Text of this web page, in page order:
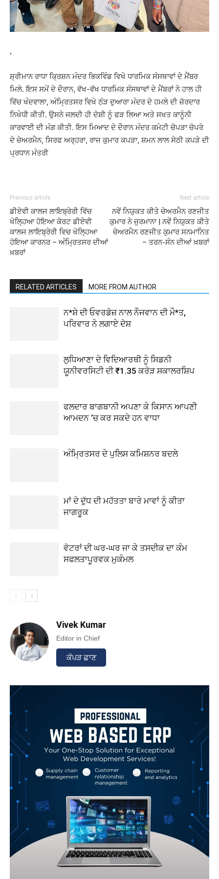
,
ਸ਼੍ਰੀਮਾਨ ਰਾਧਾ ਕ੍ਰਿਸ਼ਨ ਮੰਦਰ ਭਿਕਵਿੰਡ ਵਿਖੇ ਧਾਰਮਿਕ ਸੰਸਥਾਵਾਂ ਦੇ ਮੈਂਬਰ
ਮਿਲੇ. ਇਸ ਸਮੇਂ ਦੇ ਦੌਰਾਨ, ਵੱਖ-ਵੱਖ ਧਾਰਮਿਕ ਸੰਸਥਾਵਾਂ ਦੇ ਮੈਂਬਰਾਂ ਨੇ ਹਾਲ ਹੀ
ਵਿੱਚ ਖੰਦਵਾਲਾ, ਅੰਮ੍ਰਿਤਸਰ ਵਿਖੇ ਠੰੜ ਦੁਆਰਾ ਮੰਦਰ ਦੇ ਹਮਲੇ ਦੀ ਜ਼ੋਰਦਾਰ
ਨਿਖੇਧੀ ਕੀਤੀ. ਉਸਨੇ ਜਲਦੀ ਹੀ ਦੋਸ਼ੀ ਨੂੰ ਫੜ ਲਿਆ ਅਤੇ ਸਖਤ ਕਾਨੂੰਨੀ
ਕਾਰਵਾਈ ਦੀ ਮੰਗ ਕੀਤੀ. ਇਸ ਮਿਆਦ ਦੇ ਦੌਰਾਨ ਮੰਦਰ ਕਮੇਟੀ ਚੋਪੜਾ ਚੋਪਰੇ
ਦੇ ਚੇਅਰਮੈਨ, ਸਿਰਫ ਅਰ੍ਹਰਾ, ਰਾਜ ਕੁਮਾਰ ਕਪੜਾ, ਸ਼ਮਨ ਲਾਲ ਸੇਠੀ ਕਪੜੇ ਦੀ
ਪ੍ਰਧਾਨ ਮੰਤਰੀ
Previous article
ਡੀਏਵੀ ਕਾਲਜ ਲਾਇਬ੍ਰੇਰੀ ਵਿੱਚ
ਖੋਲ੍ਹਿਆ ਹੋਇਆ ਕੋਰਟ ਡੀਏਵੀ
ਕਾਲਜ ਲਾਇਬ੍ਰੇਰੀ ਵਿਚ ਖੋਲ੍ਹਿਆ
ਹੋਇਆ ਕਾਰਨਰ – ਅੰਮ੍ਰਿਤਸਰ ਦੀਆਂ
ਖ਼ਬਰਾਂ
Next article
ਨਵੇਂ ਨਿਯੁਕਤ ਕੀਤੇ ਚੇਅਰਮੈਨ ਰਣਜੀਤ
ਕੁਮਾਰ ਨੇ ਜੁਰਮਾਨਾ | ਨਵੇਂ ਨਿਯੁਕਤ ਕੀਤੇ
ਚੇਅਰਮੈਨ ਰਣਜੀਤ ਕੁਮਾਰ ਸਨਮਾਨਿਤ
– ਤਰਨ-ਸੰਨ ਦੀਆਂ ਖ਼ਬਰਾਂ
RELATED ARTICLES MORE FROM AUTHOR
ਨ*ਸ਼ੇ ਦੀ ਓਵਰਡੋਜ਼ ਨਾਲ ਨੌਜਵਾਨ ਦੀ ਮੌ*ਤ,
ਪਰਿਵਾਰ ਨੇ ਲਗਾਏ ਦੋਸ਼
ਲੁਧਿਆਣਾ ਦੇ ਵਿਦਿਆਰਥੀ ਨੂੰ ਸਿਡਨੀ
ਯੂਨੀਵਰਸਿਟੀ ਦੀ ₹1.35 ਕਰੋੜ ਸਕਾਲਰਸ਼ਿਪ
ਫਲਦਾਰ ਬਾਗਬਾਨੀ ਅਪਣਾ ਕੇ ਕਿਸਾਨ ਆਪਣੀ
ਆਮਦਨ ‘ਚ ਕਰ ਸਕਦੇ ਹਨ ਵਾਧਾ
ਅੰਮ੍ਰਿਤਸਰ ਦੇ ਪੁਲਿਸ ਕਮਿਸ਼ਨਰ ਬਦਲੇ
ਮਾਂ ਦੇ ਦੁੱਧ ਦੀ ਮਹੱਤਤਾ ਬਾਰੇ ਮਾਵਾਂ ਨੂੰ ਕੀਤਾ
ਜਾਗਰੂਕ
ਵੋਟਰਾਂ ਦੀ ਘਰ-ਘਰ ਜਾ ਕੇ ਤਸਦੀਕ ਦਾ ਕੰਮ
ਸਫਲਤਾਪੂਰਵਕ ਮੁਕੰਮਲ
Vivek Kumar
Editor in Chief
ਕੱਪੜ ਛਾਣ